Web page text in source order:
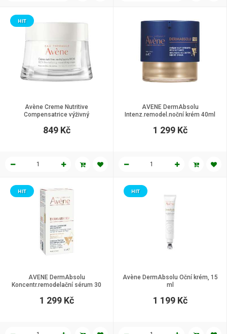
Avène Creme Nutritive
Compensatrice výživný
HIT
849 Kč
AVENE DermAbsolu
Intenz.remodel.noční krém 40ml
1 299 Kč
AVENE DermAbsolu
Koncentr.remodelační sérum 30
HIT
1 299 Kč
Avène DermAbsolu Oční krém, 15
ml
HIT
1 199 Kč